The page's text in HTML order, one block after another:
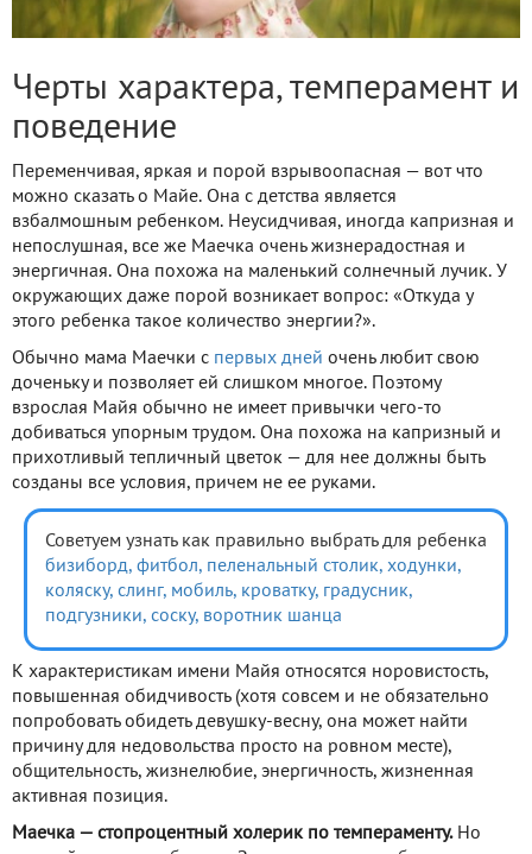
Черты характера, темперамент и
поведение
Переменчивая, яркая и порой взрывоопасная — вот что
можно сказать о Майе. Она с детства является
взбалмошным ребенком. Неусидчивая, иногда капризная и
непослушная, все же Маечка очень жизнерадостная и
энергичная. Она похожа на маленький солнечный лучик. У
окружающих даже порой возникает вопрос: «Откуда у
этого ребенка такое количество энергии?».
Обычно мама Маечки с первых дней очень любит свою
доченьку и позволяет ей слишком многое. Поэтому
взрослая Майя обычно не имеет привычки чего-то
добиваться упорным трудом. Она похожа на капризный и
прихотливый тепличный цветок — для нее должны быть
созданы все условия, причем не ее руками.
Советуем узнать как правильно выбрать для ребенка
бизиборд, фитбол, пеленальный столик, ходунки,
коляску, слинг, мобиль, кроватку, градусник,
подгузники, соску, воротник шанца
К характеристикам имени Майя относятся норовистость,
повышенная обидчивость (хотя совсем и не обязательно
попробовать обидеть девушку-весну, она может найти
причину для недовольства просто на ровном месте),
общительность, жизнелюбие, энергичность, жизненная
активная позиция.
Маечка — стопроцентный холерик по темпераменту.Но